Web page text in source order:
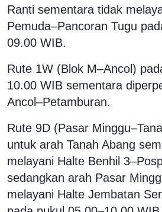
Ranti sementara tidak
Pemuda–Pancoran Tugu
09.00 WIB.
Rute 1W (Blok M–Ancol)
10.00 WIB sementara
Ancol–Petamburan.
Rute 9D (Pasar
untuk arah Tanah Abang
melayani Halte Benhil
sedangkan arah Pasar
melayani Halte Jembatan